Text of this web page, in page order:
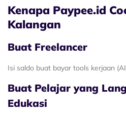
Kenapa Paypee.id
Kalangan
Buat Freelancer
Isi saldo buat bayar tools kerjaan
Buat Pelajar yang
Edukasi